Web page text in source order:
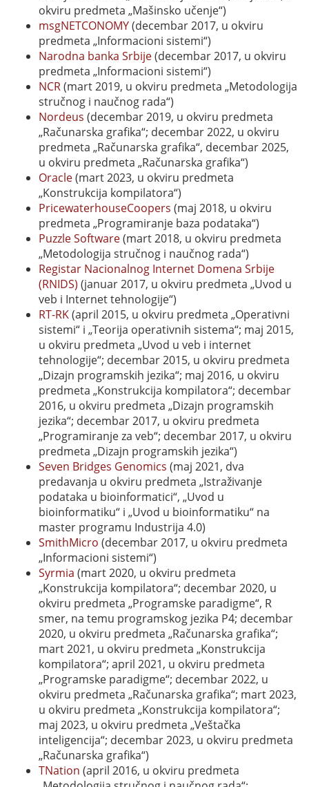
okviru predmeta „Mašinsko učenje“)
msgNETCONOMY(decembar 2017, u okviru
predmeta „Informacioni sistemi“)
Narodna banka Srbije(decembar 2017, u okviru
predmeta „Informacioni sistemi“)
NCR(mart 2019, u okviru predmeta „Metodologija
stručnog i naučnog rada“)
Nordeus (decembar 2019, u okviru predmeta
„Računarska grafika“; decembar 2022, u okviru
predmeta „Računarska grafika“, decembar 2025,
u okviru predmeta „Računarska grafika“)
Oracle(mart 2023, u okviru predmeta
„Konstrukcija kompilatora“)
PricewaterhouseCoopers (maj 2018, u okviru
predmeta „Programiranje baza podataka“)
Puzzle Software(mart 2018, u okviru predmeta
„Metodologija stručnog i naučnog rada“)
Registar Nacionalnog Internet Domena Srbije
(RNIDS) (januar 2017, u okviru predmeta „Uvod u
veb i Internet tehnologije“)
RT-RK(april 2015, u okviru predmeta „Operativni
sistemi“ i „Teorija operativnih sistema“; maj 2015,
u okviru predmeta „Uvod u veb i internet
tehnologije“; decembar 2015, u okviru predmeta
„Dizajn programskih jezika“; maj 2016, u okviru
predmeta „Konstrukcija kompilatora“; decembar
2016, u okviru predmeta „Dizajn programskih
jezika“; decembar 2017, u okviru predmeta
„Programiranje za veb“; decembar 2017, u okviru
predmeta „Dizajn programskih jezika“)
Seven Bridges Genomics (maj 2021, dva
predavanja u okviru predmeta „Istraživanje
podataka u bioinformatici“, „Uvod u
bioinformatiku“ i „Uvod u bioinformatiku“ na
master programu Industrija 4.0)
SmithMicro (decembar 2017, u okviru predmeta
„Informacioni sistemi“)
Syrmia (mart 2020, u okviru predmeta
„Konstrukcija kompilatora“; decembar 2020, u
okviru predmeta „Programske paradigme“, R
smer, na temu programskog jezika P4; decembar
2020, u okviru predmeta „Računarska grafika“;
mart 2021, u okviru predmeta „Konstrukcija
kompilatora“; april 2021, u okviru predmeta
„Programske paradigme“; decembar 2022, u
okviru predmeta „Računarska grafika“; mart 2023,
u okviru predmeta „Konstrukcija kompilatora“;
maj 2023, u okviru predmeta „Veštačka
inteligencija“; decembar 2023, u okviru predmeta
„Računarska grafika“)
TNation (april 2016, u okviru predmeta